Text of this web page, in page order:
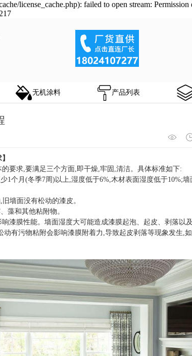
license_cache.php): failed to open stream: Permission
无机涂料 产品列表
的要求,要满足三个方面,即干燥,牢固,清洁。具体标准如下:
1个月(冬季7周)以上,湿度低于6%,木材表面湿度低于10%;
墙面没有松动的漆皮。
藻和其他粘附物。
漆膜性能。墙面湿度大可能造成漆膜起泡、起皮、剥落以及
动有污物粘附会影响漆膜附着力,导致起皮剥落等现象发生,